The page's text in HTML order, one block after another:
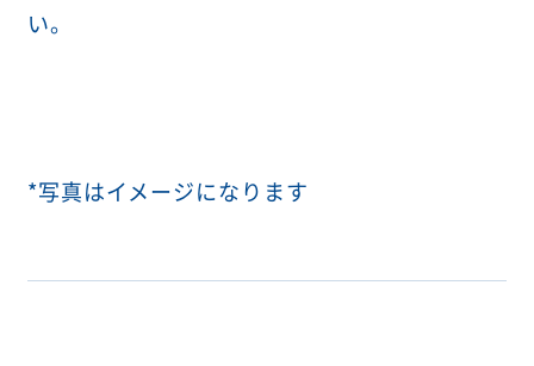
い。
*写真はイメージになります